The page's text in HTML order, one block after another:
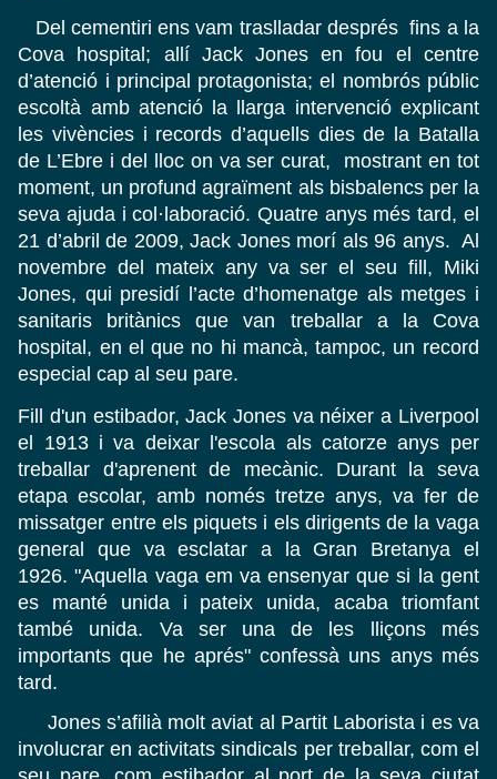
Del cementiri ens vam traslladar després fins a la
Cova hospital; allí Jack Jones en fou el centre
d’atenció i principal protagonista; el nombrós públic
escoltà amb atenció la llarga intervenció explicant
les vivències i records d’aquells dies de la Batalla
de L’Ebre i del lloc on va ser curat, mostrant en tot
moment, un profund agraïment als bisbalencs per la
seva ajuda i col·laboració. Quatre anys més tard, el
21 d’abril de 2009, Jack Jones morí als 96 anys. Al
novembre del mateix any va ser el seu fill, Miki
Jones, qui presidí l’acte d’homenatge als metges i
sanitaris britànics que van treballar a la Cova
hospital, en el que no hi mancà, tampoc, un record
especial cap al seu pare.
Fill d'un estibador, Jack Jones va néixer a Liverpool
el 1913 i va deixar l'escola als catorze anys per
treballar d'aprenent de mecànic. Durant la seva
etapa escolar, amb només tretze anys, va fer de
missatger entre els piquets i els dirigents de la vaga
general que va esclatar a la Gran Bretanya el
1926. "Aquella vaga em va ensenyar que si la gent
es manté unida i pateix unida, acaba triomfant
també unida. Va ser una de les lliçons més
importants que he aprés" confessà uns anys més
tard.
Jones s’afilià molt aviat al Partit Laborista i es va
involucrar en activitats sindicals per treballar, com el